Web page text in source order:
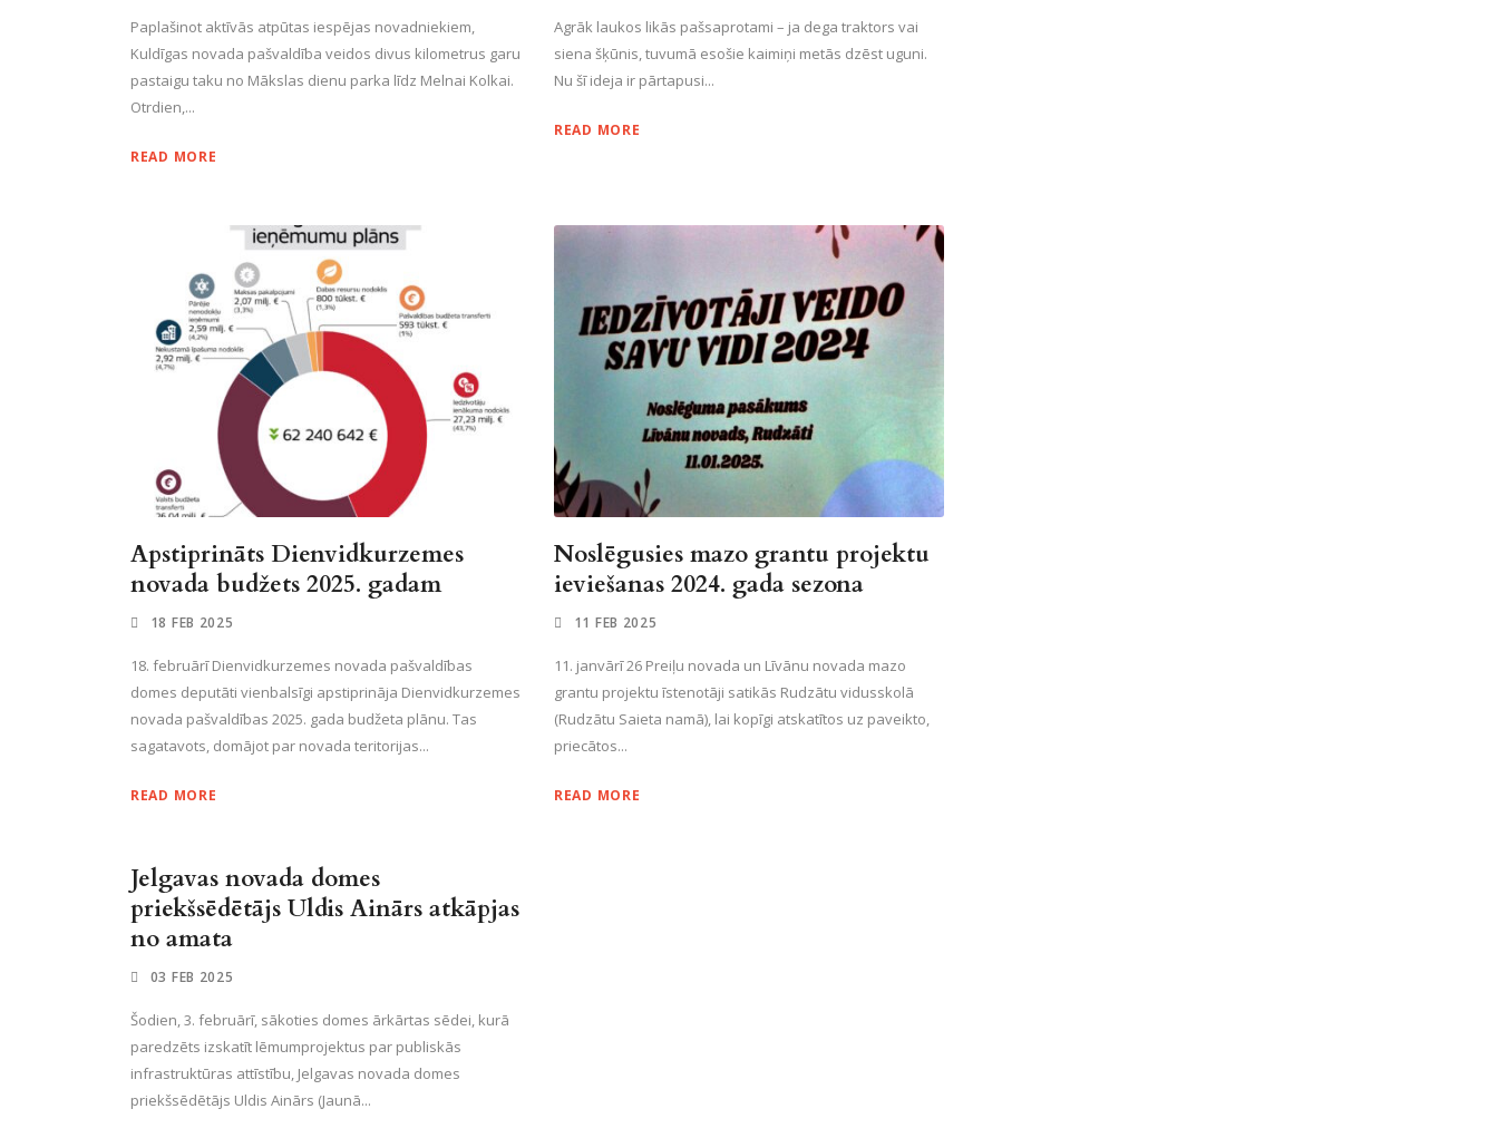
Paplašinot aktīvās atpūtas iespējas novadniekiem,
Kuldīgas novada pašvaldība veidos divus kilometrus garu
pastaigu taku no Mākslas dienu parka līdz Melnai Kolkai.
Otrdien,...
READ MORE
Agrāk laukos likās pašsaprotami – ja dega traktors vai
siena šķūnis, tuvumā esošie kaimiņi metās dzēst uguni.
Nu šī ideja ir pārtapusi...
READ MORE
Apstiprināts Dienvidkurzemes
novada budžets 2025. gadam
18 FEB 2025
18. februārī Dienvidkurzemes novada pašvaldības
domes deputāti vienbalsīgi apstiprināja Dienvidkurzemes
novada pašvaldības 2025. gada budžeta plānu. Tas
sagatavots, domājot par novada teritorijas...
READ MORE
Noslēgusies mazo grantu projektu
ieviešanas 2024. gada sezona
11 FEB 2025
11. janvārī 26 Preiļu novada un Līvānu novada mazo
grantu projektu īstenotāji satikās Rudzātu vidusskolā
(Rudzātu Saieta namā), lai kopīgi atskatītos uz paveikto,
priecātos...
READ MORE
Jelgavas novada domes
priekšsēdētājs Uldis Ainārs atkāpjas
no amata
03 FEB 2025
Šodien, 3. februārī, sākoties domes ārkārtas sēdei, kurā
paredzēts izskatīt lēmumprojektus par publiskās
infrastruktūras attīstību, Jelgavas novada domes
priekšsēdētājs Uldis Ainārs (Jaunā...